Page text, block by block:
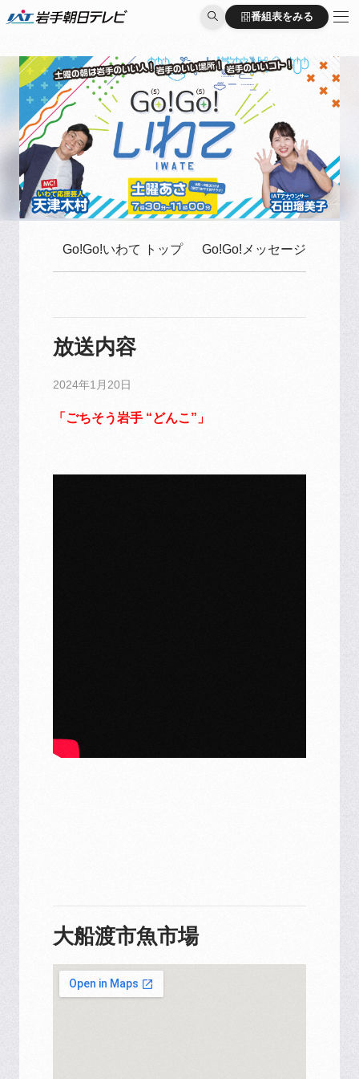
番組表をみる
番組表をみる
Go!Go!いわて トップ Go!Go!メッセージはこち
放送内容
2024年1月20日
「ごちそう岩手 “どんこ”」
大船渡市魚市場